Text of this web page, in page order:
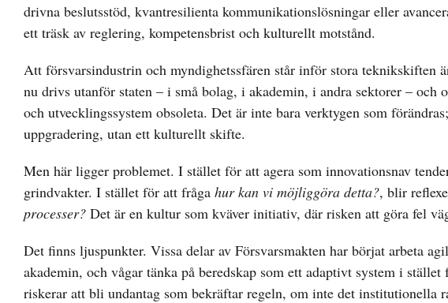
drivna beslutsstöd, kvantresilienta kommunikationslösningar eller
ett träsk av reglering, kompetensbrist och kulturellt motstånd.
Att försvarsindustrin och myndighetssfären står inför stora teknikskiften
nu drivs utanför staten – i små bolag, i akademin, i andra sektorer –
och utvecklingssystem obsoleta. Det är inte bara verktygen som
uppgradering, utan ett kulturellt skifte.
Men här ligger problemet. I stället för att agera som innovationsnav
grindvakter. I stället för att fråga hur kan vi möjliggöra detta?, blir
processer? Det är en kultur som kväver initiativ, där risken att göra fel
Det finns ljuspunkter. Vissa delar av Försvarsmakten har börjat arbeta
akademin, och vågar tänka på beredskap som ett adaptivt system i
riskerar att bli undantag som bekräftar regeln, om inte det institutionella